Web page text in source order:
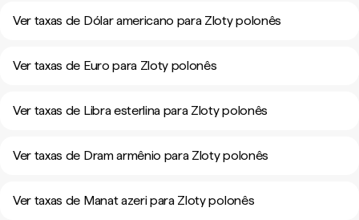
Ver taxas de Dólar americano para Zloty polonês
Ver taxas de Euro para Zloty polonês
Ver taxas de Libra esterlina para Zloty polonês
Ver taxas de Dram armênio para Zloty polonês
Ver taxas de Manat azeri para Zloty polonês